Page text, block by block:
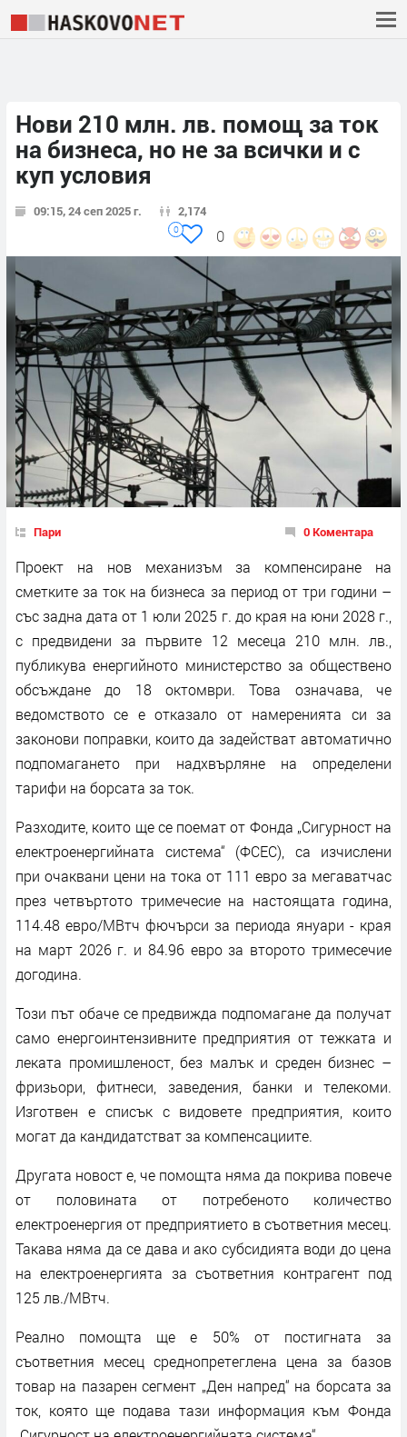
Нови 210 млн. лв. помощ за ток
на бизнеса, но не за всички и с
куп условия
09:15, 24 сеп 2025 г. 2,174
0
0
Пари 0 Коментара
Проект на нов механизъм за компенсиране на
сметките за ток на бизнеса за период от три години –
със задна дата от 1 юли 2025 г. до края на юни 2028 г.,
с предвидени за първите 12 месеца 210 млн. лв.,
публикува енергийното министерство за обществено
обсъждане до 18 октомври. Това означава, че
ведомството се е отказало от намеренията си за
законови поправки, които да задействат автоматично
подпомагането при надхвърляне на определени
тарифи на борсата за ток.
Разходите, които ще се поемат от Фонда „Сигурност на
електроенергийната система“ (ФСЕС), са изчислени
при очаквани цени на тока от 111 евро за мегаватчас
през четвъртото тримечесие на настоящата година,
114.48 евро/МВтч фючърси за периода януари - края
на март 2026 г. и 84.96 евро за второто тримесечие
догодина.
Този път обаче се предвижда подпомагане да получат
само енергоинтензивните предприятия от тежката и
леката промишленост, без малък и среден бизнес –
фризьори, фитнеси, заведения, банки и телекоми.
Изготвен е списък с видовете предприятия, които
могат да кандидатстват за компенсациите.
Другата новост е, че помощта няма да покрива повече
от половината от потребеното количество
електроенергия от предприятието в съответния месец.
Такава няма да се дава и ако субсидията води до цена
на електроенергията за съответния контрагент под
125 лв./MВтч.
Реално помощта ще е 50% от постигната за
съответния месец среднопретеглена цена за базов
товар на пазарен сегмент „Ден напред“ на борсата за
ток, която ще подава тази информация към Фонда